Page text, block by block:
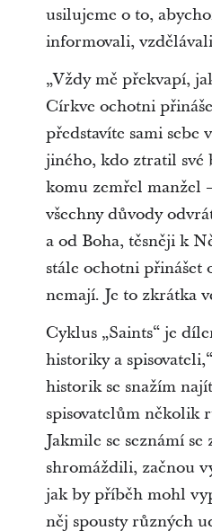
usilujeme o to,
informovali,
„Vždy mě překvapí,
Církve ochotni
představíte sami sebe
jiného, kdo ztratil své
komu zemřel manžel
všechny důvody
a od Boha, těsněji k
stále ochotni přinášet
nemají. Je to zkrátka
Cyklus „Saints“ je
historiky a
historik se snažím
spisovatelům několik
Jakmile se seznámí
shromáždili, začnou
jak by příběh mohl
něj spousty různých